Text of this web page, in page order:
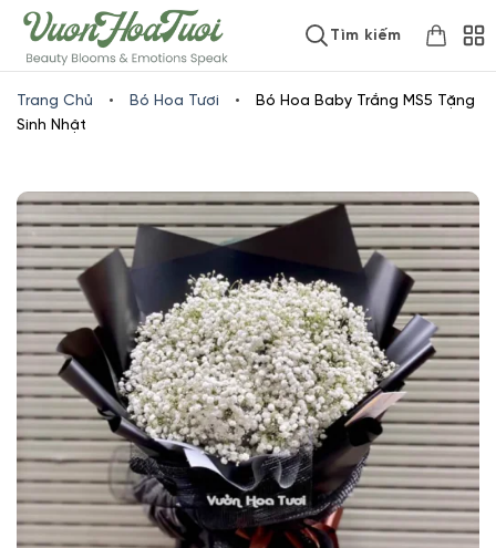
www.vuonhoatuoi.vnSkip
to
content
Tìm kiếm
Trang Chủ • Bó Hoa Tươi •
Bó Hoa Baby Trắng MS5 Tặng
Sinh Nhật